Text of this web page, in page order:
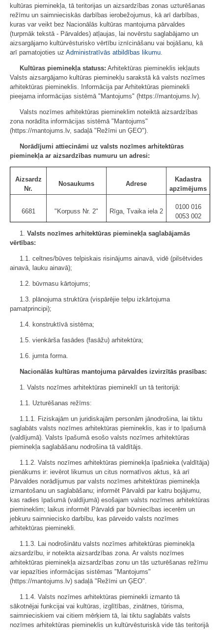
kultūras pieminekļa, tā teritorijas un aizsardzības zonas uzturēšanas
režīmu un saimnieciskās darbības ierobežojumus, kā arī darbības,
kuras var veikt bez Nacionālās kultūras mantojuma pārvaldes
(turpmāk tekstā - Pārvaldes) atļaujas, lai novērstu saglabājamo un
aizsargājamo kultūrvēsturisko vērtību iznīcināšanu vai bojāšanu, kā
arī pamatojoties uz Administratīvās atbildības likumu.
Kultūras pieminekļa statuss: Arhitektūras piemineklis iekļauts
Valsts aizsargājamo kultūras pieminekļu sarakstā kā valsts nozīmes
arhitektūras piemineklis. Informācija par Arhitektūras pieminekli
pieejama informācijas sistēmā "Mantojums" (https://mantojums.lv).
Valsts nozīmes arhitektūras piemineklim noteiktā aizsardzības
zona norādīta informācijas sistēmā "Mantojums"
(https://mantojums.lv, sadaļā "Režīmi un ĢEO").
Norādījumi attiecināmi uz valsts nozīmes arhitektūras
pieminekļa ar aizsardzības numuru un adresi:
Aizsardz
Nr.
Nosaukums Adrese
Kadastra
apzīmējums
6681 "Korpuss Nr. 2" Rīga, Tvaika iela 2
0100 016
0053 002
1. Valsts nozīmes arhitektūras pieminekļa saglabājamās
vērtības:
1.1. celtnes/būves telpiskais risinājums ainavā, vidē (pilsētvides
ainavā, lauku ainavā);
1.2. būvmasu kārtojums;
1.3. plānojuma struktūra (vispārējie telpu izkārtojuma
pamatprincipi);
1.4. konstruktīvā sistēma;
1.5. vienkārša fasādes (fasāžu) arhitektūra;
1.6. jumta forma.
Nacionālās kultūras mantojuma pārvaldes izvirzītās prasības:
1. Valsts nozīmes arhitektūras piemineklī un tā teritorijā:
1.1. Uzturēšanas režīms:
1.1.1. Fiziskajām un juridiskajām personām jānodrošina, lai tiktu
saglabāts valsts nozīmes arhitektūras piemineklis, kas ir to īpašumā
(valdījumā). Valsts īpašumā esošo valsts nozīmes arhitektūras
pieminekļa saglabāšanu nodrošina tā valdītājs.
1.1.2. Valsts nozīmes arhitektūras pieminekļa īpašnieka (valdītāja)
pienākums ir: ievērot likumus un citus normatīvos aktus, kā arī
Pārvaldes norādījumus par valsts nozīmes arhitektūras pieminekļa
izmantošanu un saglabāšanu; informēt Pārvaldi par katru bojājumu,
kas radies īpašumā (valdījumā) esošajam valsts nozīmes arhitektūras
piemineklim; laikus informēt Pārvaldi par būvniecības iecerēm un
jebkuru saimniecisko darbību, kas pārveido valsts nozīmes
arhitektūras pieminekli.
1.1.3. Lai nodrošinātu valsts nozīmes arhitektūras pieminekļa
aizsardzību, ir noteikta aizsardzības zona. Ar valsts nozīmes
arhitektūras pieminekļa aizsardzības zonu un tās uzturēšanas režīmu
var iepazīties informācijas sistēmas "Mantojums"
(https://mantojums.lv) sadaļā "Režīmi un ĢEO".
1.1.4. Valsts nozīmes arhitektūras pieminekli izmanto tā
sākotnējai funkcijai vai kultūras, izglītības, zinātnes, tūrisma,
saimnieciskiem vai citiem mērķiem tā, lai tiktu saglabāts valsts
nozīmes arhitektūras piemineklis un kultūrvēsturiskā vide tās teritorijā